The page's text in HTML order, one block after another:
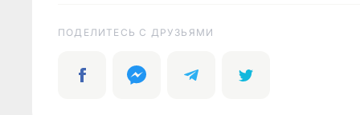
ПОДЕЛИТЕСЬ C ДРУЗЬЯМИ